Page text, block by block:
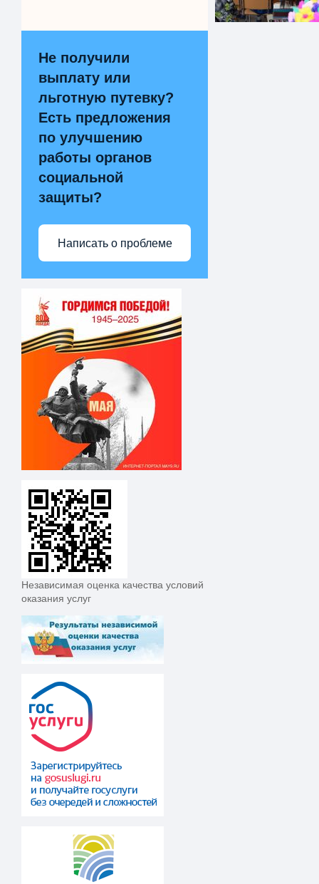
Не получили
выплату или
льготную путевку?
Есть предложения
по улучшению
работы органов
социальной
защиты?
Написать о проблеме
Независимая оценка качества условий
оказания услуг